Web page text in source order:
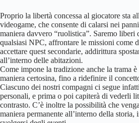
Proprio la libertà concessa al giocatore sta
videogame, che consente di calarsi nei
maniera davvero “ruolistica”. Saremo liberi
qualsiasi NPC, affrontare le missioni come
accettare quest secondarie, addirittura
all’interno delle abitazioni.
Come impone la tradizione anche la trama è
maniera certosina, fino a ridefinire il
Ciascuno dei nostri compagni ci segue
personali, e prima o poi capiterà di vederli
contrasto. C’è inoltre la possibilità che
maniera permanente all’interno della storia,